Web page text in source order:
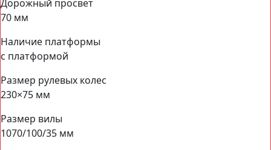
Дорожный просвет
70 мм
Наличие платформы
с платформой
Размер рулевых колес
230×75 мм
Размер вилы
1070/100/35 мм